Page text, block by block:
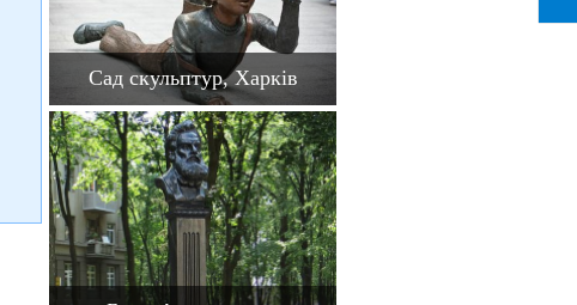
Сад скульптур, Харків